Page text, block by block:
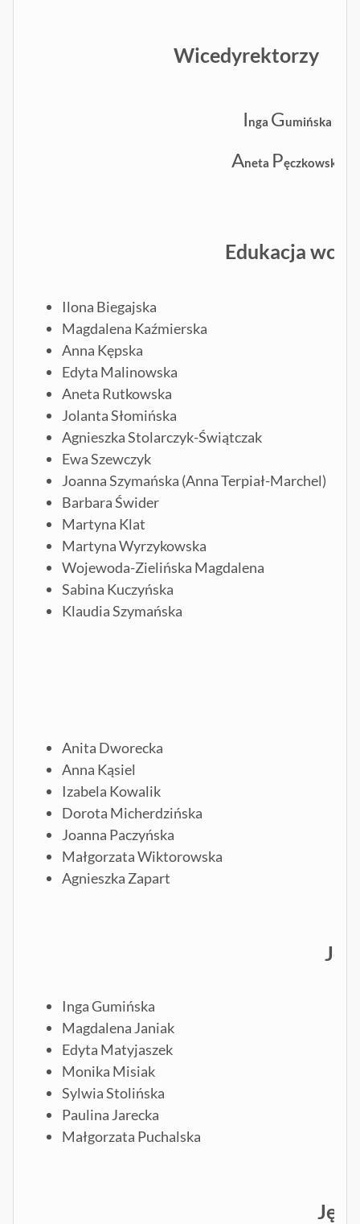
Wicedyrektorzy
Inga Gumińska
Aneta Pęczkowska
Edukacja
Ilona Biegajska
Magdalena Kaźmierska
Anna Kępska
Edyta Malinowska
Aneta Rutkowska
Jolanta Słomińska
Agnieszka Stolarczyk-Świątczak
Ewa Szewczyk
Joanna Szymańska (Anna Terpiał-Marchel)
Barbara Świder
Martyna Klat
Martyna Wyrzykowska
Wojewoda-Zielińska Magdalena
Sabina Kuczyńska
Klaudia Szymańska
Anita Dworecka
Anna Kąsiel
Izabela Kowalik
Dorota Micherdzińska
Joanna Paczyńska
Małgorzata Wiktorowska
Agnieszka Zapart
Inga Gumińska
Magdalena Janiak
Edyta Matyjaszek
Monika Misiak
Sylwia Stolińska
Paulina Jarecka
Małgorzata Puchalska